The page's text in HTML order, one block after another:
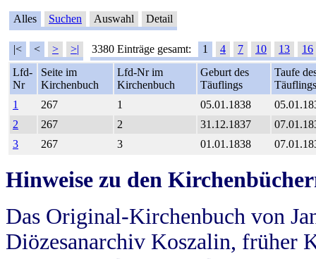
Alles Suchen Auswahl Detail
|< < > >| 3380 Einträge gesamt: 1 4 7 10 13
16
Lfd-
Nr
Seite im
Kirchenbuch
Lfd-Nr im
Kirchenbuch
Geburt des
Täuflings
Taufe
Täuflings
1
267 1 05.01.1838
2
267 2 31.12.1837
3
267 3 01.01.1838
Hinweise zu den
Das Original-Kirchenbuch von
Diözesanarchiv Koszalin, früher